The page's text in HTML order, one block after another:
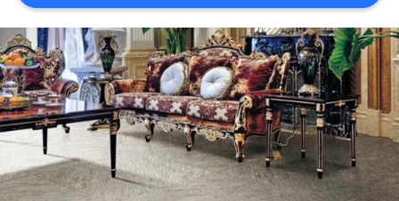
DEMANDEZ
UN DEVIS
PLAN
DU
SITE